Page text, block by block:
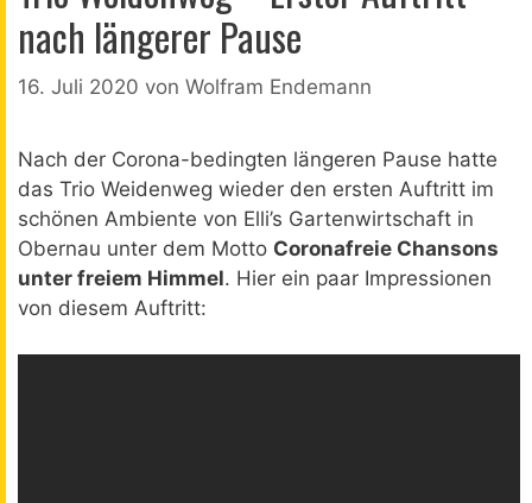
nach längerer Pause
16. Juli 2020 von Wolfram Endemann
Nach der Corona-bedingten längeren Pause hatte
das Trio Weidenweg wieder den ersten Auftritt im
schönen Ambiente von Elli’s Gartenwirtschaft in
Obernau unter dem Motto Coronafreie Chansons
unter freiem Himmel. Hier ein paar Impressionen
von diesem Auftritt: